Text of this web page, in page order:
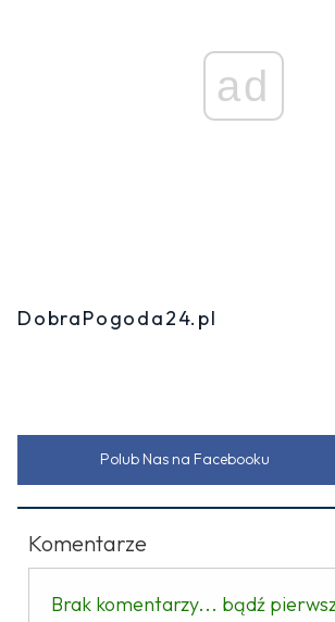
ad
DobraPogoda24.pl
Polub Nas na Facebooku
Komentarze
Brak komentarzy... bądź